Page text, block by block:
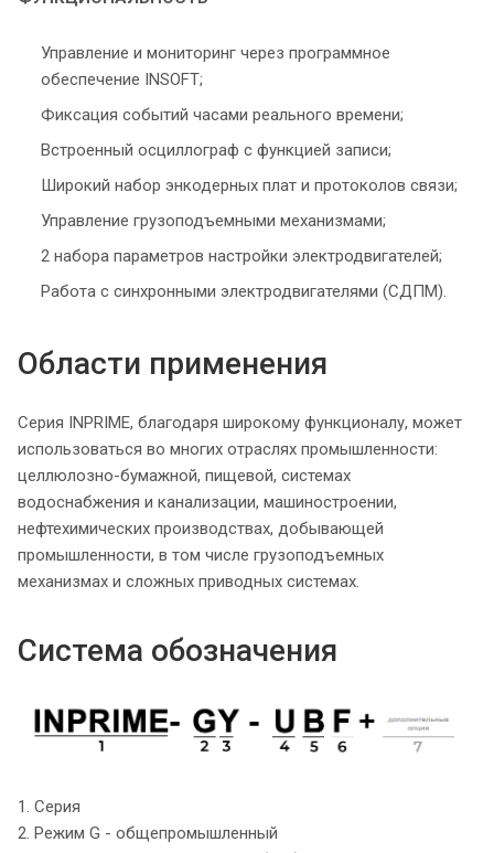
Управление и мониторинг через программное
обеспечение INSOFT;
Фиксация событий часами реального времени;
Встроенный осциллограф с функцией записи;
Широкий набор энкодерных плат и протоколов связи;
Управление грузоподъемными механизмами;
2 набора параметров настройки электродвигателей;
Работа с синхронными электродвигателями (СДПМ).
Области применения
Серия INPRIME, благодаря широкому функционалу, может
использоваться во многих отраслях промышленности:
целлюлозно-бумажной, пищевой, системах
водоснабжения и канализации, машиностроении,
нефтехимических производствах, добывающей
промышленности, в том числе грузоподъемных
механизмах и сложных приводных системах.
Система обозначения
1. Серия
2. Режим G - общепромышленный